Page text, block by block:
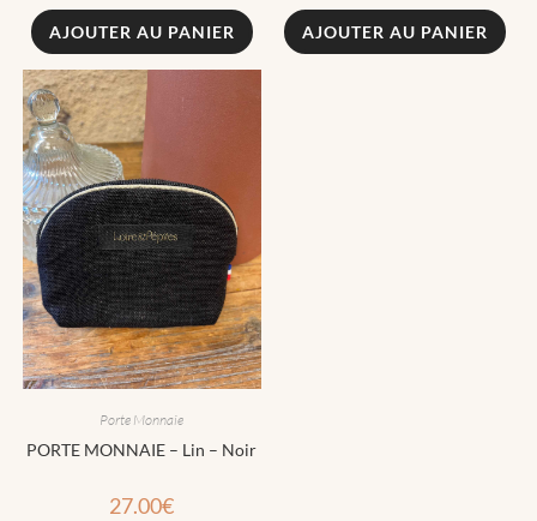
AJOUTER AU PANIER AJOUTER AU PANIER
Porte Monnaie
PORTE MONNAIE – Lin – Noir
27.00€